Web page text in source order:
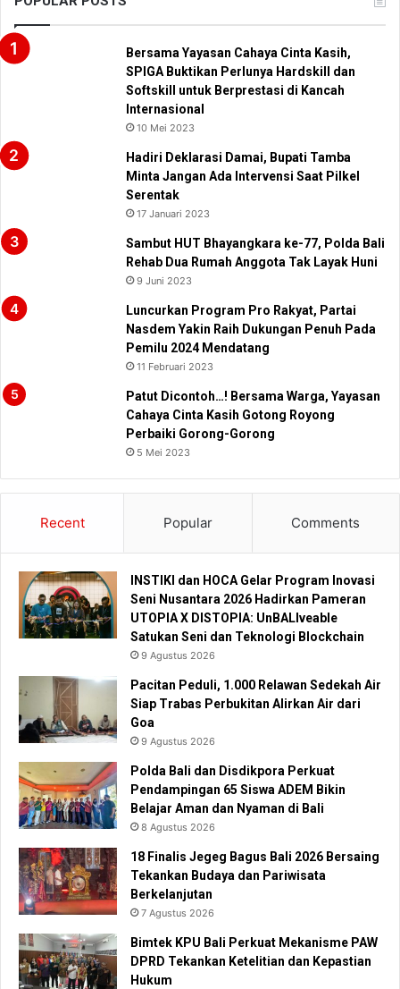
Bersama Yayasan Cahaya Cinta Kasih,
SPIGA Buktikan Perlunya Hardskill dan
Softskill untuk Berprestasi di Kancah
Internasional
10 Mei 2023
Hadiri Deklarasi Damai, Bupati Tamba
Minta Jangan Ada Intervensi Saat Pilkel
Serentak
17 Januari 2023
Sambut HUT Bhayangkara ke-77, Polda Bali
Rehab Dua Rumah Anggota Tak Layak Huni
9 Juni 2023
Luncurkan Program Pro Rakyat, Partai
Nasdem Yakin Raih Dukungan Penuh Pada
Pemilu 2024 Mendatang
11 Februari 2023
Patut Dicontoh…! Bersama Warga, Yayasan
Cahaya Cinta Kasih Gotong Royong
Perbaiki Gorong-Gorong
5 Mei 2023
Recent Popular Comments
INSTIKI dan HOCA Gelar Program Inovasi
Seni Nusantara 2026 Hadirkan Pameran
UTOPIA X DISTOPIA: UnBALIveable
Satukan Seni dan Teknologi Blockchain
9 Agustus 2026
Pacitan Peduli, 1.000 Relawan Sedekah Air
Siap Trabas Perbukitan Alirkan Air dari
Goa
9 Agustus 2026
Polda Bali dan Disdikpora Perkuat
Pendampingan 65 Siswa ADEM Bikin
Belajar Aman dan Nyaman di Bali
8 Agustus 2026
18 Finalis Jegeg Bagus Bali 2026 Bersaing
Tekankan Budaya dan Pariwisata
Berkelanjutan
7 Agustus 2026
Bimtek KPU Bali Perkuat Mekanisme PAW
DPRD Tekankan Ketelitian dan Kepastian
Hukum